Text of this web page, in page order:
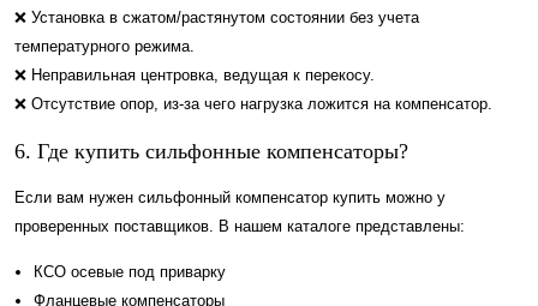
❌ Установка в сжатом/растянутом состоянии без учета
температурного режима.
❌ Неправильная центровка, ведущая к перекосу.
❌ Отсутствие опор, из-за чего нагрузка ложится на компенсатор.
6. Где купить сильфонные компенсаторы?
Если вам нужен сильфонный компенсатор купить можно у
проверенных поставщиков. В нашем каталоге представлены:
КСО осевые под приварку
Фланцевые компенсаторы